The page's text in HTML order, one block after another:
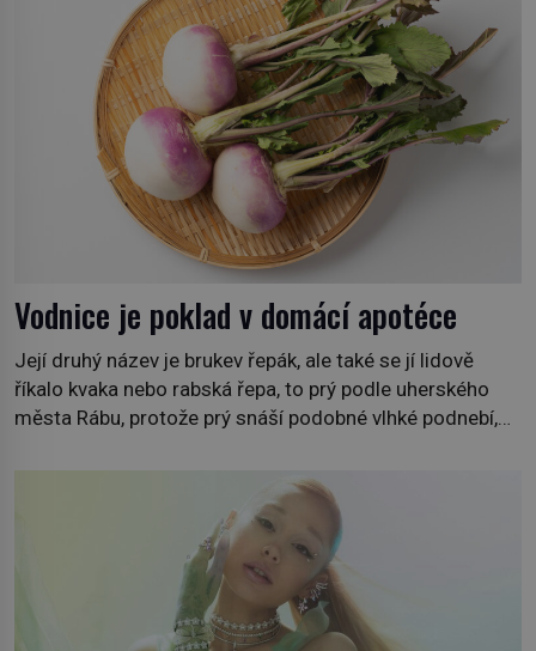
Vodnice je poklad v domácí apotéce
Její druhý název je brukev řepák, ale také se jí lidově
říkalo kvaka nebo rabská řepa, to prý podle uherského
města Rábu, protože prý snáší podobné vlhké podnebí,
někdy i v obchodech. Její bulvy jsou bílé, nahoře někdy